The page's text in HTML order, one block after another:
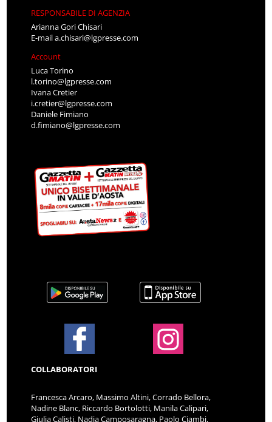
RESPONSABILE DI AGENZIA
Arianna Gori Chisari
E-maila.chisari@lgpresse.com
Account
Luca Torino
l.torino@lgpresse.com
Ivana Cretier
i.cretier@lgpresse.com
Daniele Fimiano
d.fimiano@lgpresse.com
COLLABORATORI
Francesca Arcaro, Massimo Altini, Corrado Bellora,
Nadine Blanc, Riccardo Bortolotti, Manila Calipari,
Giulia Calisti, Nadia Camposaragna, Paolo Ciambi,